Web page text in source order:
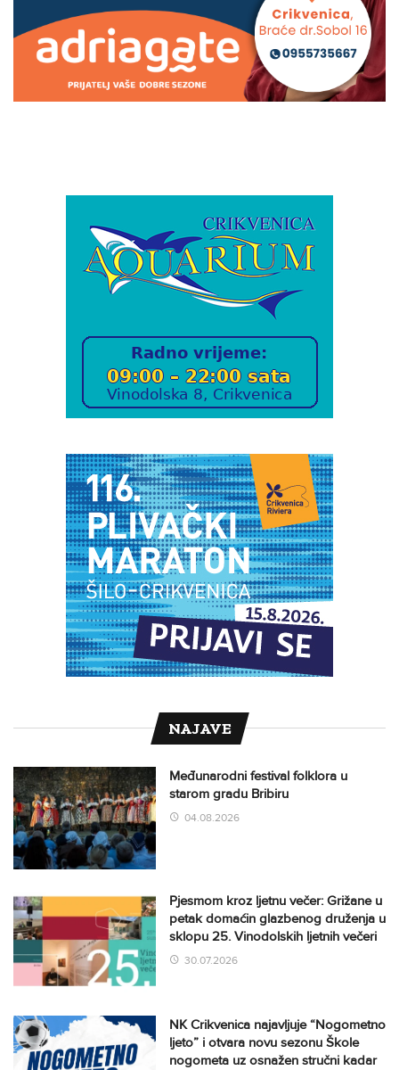
NAJAVE
Međunarodni festival folklora u
starom gradu Bribiru
04.08.2026
Pjesmom kroz ljetnu večer: Grižane u
petak domaćin glazbenog druženja u
sklopu 25. Vinodolskih ljetnih večeri
30.07.2026
NK Crikvenica najavljuje “Nogometno
ljeto” i otvara novu sezonu Škole
nogometa uz osnažen stručni kadar